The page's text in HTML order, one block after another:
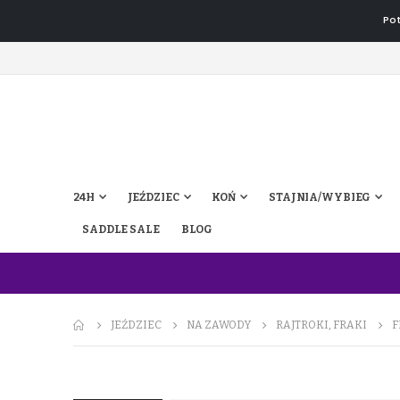
24H JEŹDZIEC KOŃ STAJNIA/WYBIEG
SADDLE SALE BLOG
JEŹDZIEC NA ZAWODY RAJTROKI, FRAKI